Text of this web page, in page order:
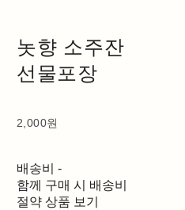
놋향 소주잔
선물포장
2,000원
배송비 -
함께 구매 시 배송비
절약 상품 보기